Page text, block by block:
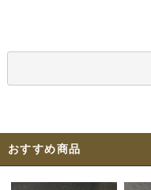
おすすめ商品